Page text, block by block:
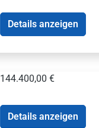
Details anzeigen
144.400,00 €
Details anzeigen